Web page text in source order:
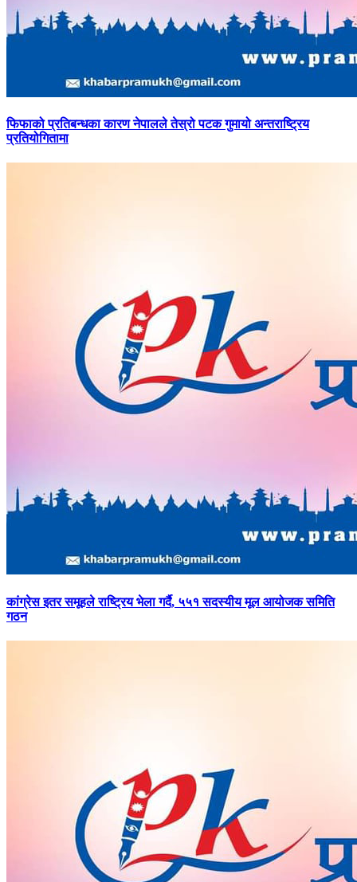
फिफाकोप्रतिबन्धका कारण नेपालले तेस्रो पटक गुमायो अन्तराष्ट्रिय
प्रतियोगितामा
कांग्रेसइतर समूहले राष्ट्रिय भेला गर्दै, ५५१ सदस्यीय मूल आयोजक समिति
गठन